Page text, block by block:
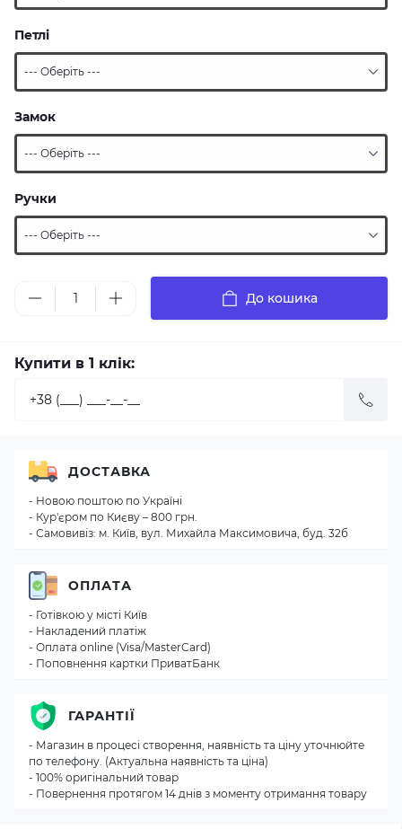
Петлі
Замок
Ручки
До кошика
Купити в 1 клік:
ДОСТАВКА
- Новою поштою по Україні
- Кур'єром по Києву – 800 грн.
- Самовивіз: м. Київ, вул. Михайла Максимовича, буд. 32б
ОПЛАТА
- Готівкою у місті Київ
- Накладений платіж
- Оплата online (Visa/MasterCard)
- Поповнення картки ПриватБанк
ГАРАНТІЇ
- Магазин в процесі створення, наявність та ціну уточнюйте
по телефону. (Актуальна наявність та ціна)
- 100% оригінальний товар
- Повернення протягом 14 днів з моменту отримання товару